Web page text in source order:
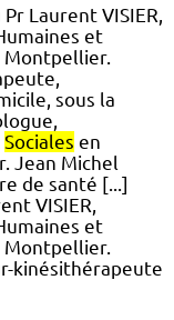
Laurent VISIER,
et
Montpellier.
sous la
Sociales en
Jean Michel
de santé [...]
VISIER,
et
Montpellier.
kinésithérapeute